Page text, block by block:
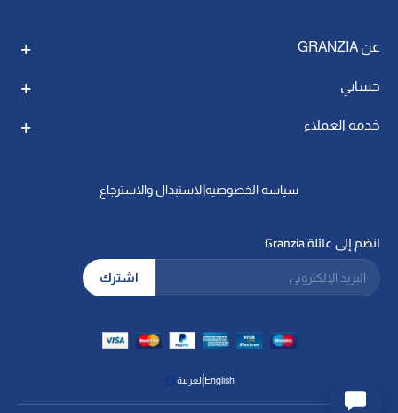
عن GRANZIA
حسابي
خدمه العملاء
سياسه الخصوصيهالاستبدال والاسترجاع
انضم إلى عائلة Granzia
اشترك
البريد الإلكتروني
العربيةEnglish